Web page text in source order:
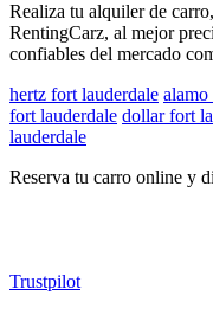
Realiza tu alquiler de
RentingCarz, al mejor
confiables del mercado
hertz fort lauderdale alamo
fort lauderdale dollar fort
lauderdale
Reserva tu carro online y
Trustpilot